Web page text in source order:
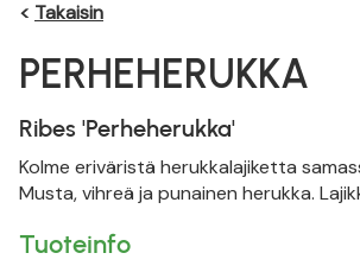
< Takaisin
PERHEHERUKKA
Ribes 'Perheherukka'
Kolme eriväristä herukkalajiketta
Musta, vihreä ja punainen herukka.
Tuoteinfo